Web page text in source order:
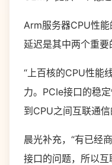
Arm服务器CPU性
延迟是其中两个重要
“上百核的CPU性能
力。PCIe接口的稳
到CPU之间互联通信
晨光补充，“有已经
接口的问题，所以